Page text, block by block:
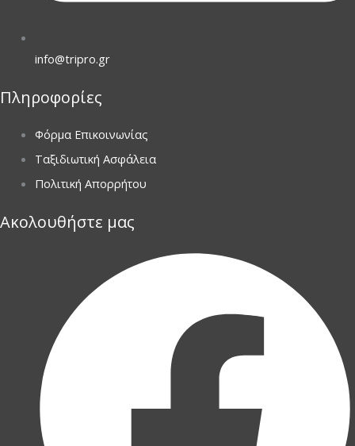
info@tripro.gr
Πληροφορίες
Φόρμα Επικοινωνίας
Ταξιδιωτική Ασφάλεια
Πολιτική Απορρήτου
Ακολουθήστε μας